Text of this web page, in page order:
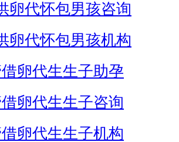
卵代怀包男孩咨询
卵代怀包男孩机构
卵代生生子助孕
卵代生生子咨询
卵代生生子机构